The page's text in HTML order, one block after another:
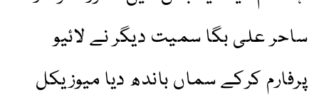
ساحر علی بگا سمیت دیگر نے لائیو
پرفارم کرکے سماں باندھ دیا میوزیکل